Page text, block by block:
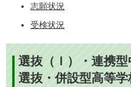
志願状況
受検状況
選抜（Ｉ）・連携
選抜・併設型高等